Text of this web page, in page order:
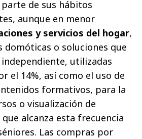
de sus hábitos
aunque en menor
y servicios del hogar,
domóticas o soluciones que
utilizadas
el 14%, así como el uso de
formativos, para la
o visualización de
alcanza esta frecuencia
Las compras por